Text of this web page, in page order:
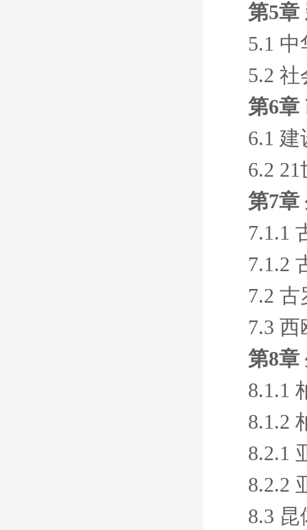
第5章
5.1
5.2
第6章
6.1
6.2
第7章
7.1.1
7.1.2
7.2
7.3
第8章
8.1.1
8.1.2
8.2.1
8.2.2
8.3